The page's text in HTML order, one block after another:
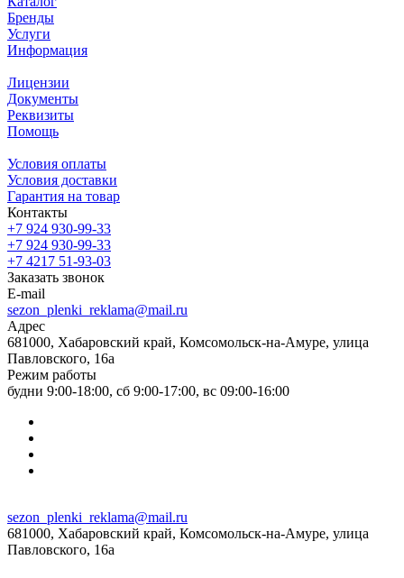
Бренды
Услуги
Информация
Лицензии
Документы
Реквизиты
Помощь
Условия оплаты
Условия доставки
Гарантия на товар
Контакты
+7 924 930-99-33
+7 924 930-99-33
+7 4217 51-93-03
Заказать звонок
E-mail
sezon_plenki_reklama@mail.ru
Адрес
681000, Хабаровский край, Комсомольск-на-Амуре, улица
Павловского, 16а
Режим работы
будни 9:00-18:00, сб 9:00-17:00, вс 09:00-16:00
sezon_plenki_reklama@mail.ru
681000, Хабаровский край, Комсомольск-на-Амуре, улица
Павловского, 16а